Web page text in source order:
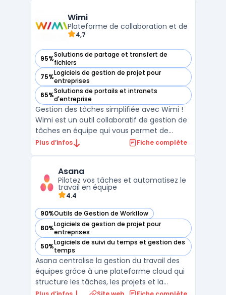
outil, les utilisateurs peuvent gérer
facilement leurs processus d ...
Wimi
Plateforme de collaboration et de
4,7
95%Solutions de partage et transfert de
fichiers
— voir Wimi dans cette catégorie
75%Logiciels de gestion de projet pour
entreprises
— voir Wimi dans cette catégorie
65%Solutions de portails et intranets
d'entreprise
— voir Wimi dans cette catégorie
Gestion des tâches simplifiée avec Wimi !
Wimi est un outil collaboratif de gestion de
tâches en équipe qui vous permet de
travailler plus rapidement et plus
tâches à des membres de votre équipe et
suivre leur progression ...
Plus d’infos Fiche complète
Asana
Pilotez vos tâches et automatisez le
travail en équipe
4.4
90%Outils de Gestion de Workflow
— voir Asana dans cette catégorie
80%Logiciels de gestion de projet pour
entreprises
— voir Asana dans cette catégorie
50%Logiciels de suivi du temps et gestion des
temps
— voir Asana dans cette catégorie
Asana centralise la gestion du travail des
équipes grâce à une plateforme cloud qui
structure les tâches, les projets et la
collaboration au sein de l’entreprise. Les